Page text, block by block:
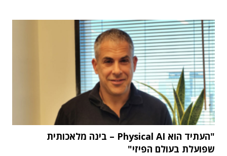
"העתיד הוא Physical AI – בינה מלאכותית
שפועלת בעולם הפיזי"